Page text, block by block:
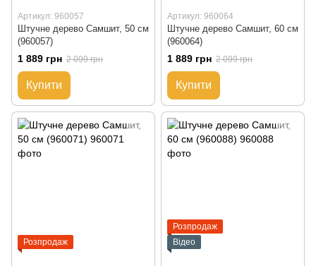
Артикул: 960057
Штучне дерево Самшит, 50 см
(960057)
1 889 грн 2 099 грн
Купити
Артикул: 960064
Штучне дерево Самшит, 60 см
(960064)
1 889 грн 2 099 грн
Купити
Розпродаж
Розпродаж
Відео